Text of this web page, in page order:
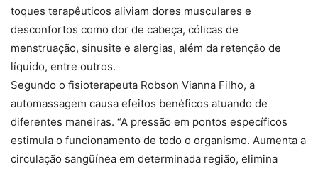
toques terapêuticos aliviam dores musculares e
desconfortos como dor de cabeça, cólicas de
menstruação, sinusite e alergias, além da retenção de
líquido, entre outros.
Segundo o fisioterapeuta Robson Vianna Filho, a
automassagem causa efeitos benéficos atuando de
diferentes maneiras. “A pressão em pontos específicos
estimula o funcionamento de todo o organismo. Aumenta a
circulação sangüínea em determinada região, elimina